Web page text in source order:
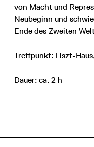
von Macht und
Neubeginn und
Ende des Zweiten
Treffpunkt: Liszt-
Dauer: ca. 2 h